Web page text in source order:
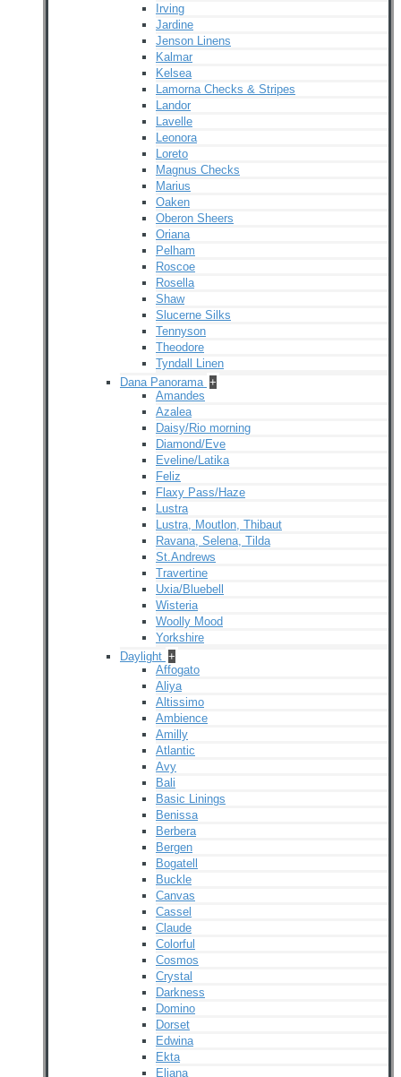
Irving
Jardine
Jenson Linens
Kalmar
Kelsea
Lamorna Checks & Stripes
Landor
Lavelle
Leonora
Loreto
Magnus Checks
Marius
Oaken
Oberon Sheers
Oriana
Pelham
Roscoe
Rosella
Shaw
Slucerne Silks
Tennyson
Theodore
Tyndall Linen
Dana Panorama +
Amandes
Azalea
Daisy/Rio morning
Diamond/Eve
Eveline/Latika
Feliz
Flaxy Pass/Haze
Lustra
Lustra, Moutlon, Thibaut
Ravana, Selena, Tilda
St.Andrews
Travertine
Uxia/Bluebell
Wisteria
Woolly Mood
Yorkshire
Daylight +
Affogato
Aliya
Altissimo
Ambience
Amilly
Atlantic
Avy
Bali
Basic Linings
Benissa
Berbera
Bergen
Bogatell
Buckle
Canvas
Cassel
Claude
Colorful
Cosmos
Crystal
Darkness
Domino
Dorset
Edwina
Ekta
Eliana